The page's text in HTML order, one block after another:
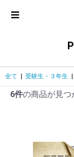
全て 受験生・３年生
6件の商品が見つ